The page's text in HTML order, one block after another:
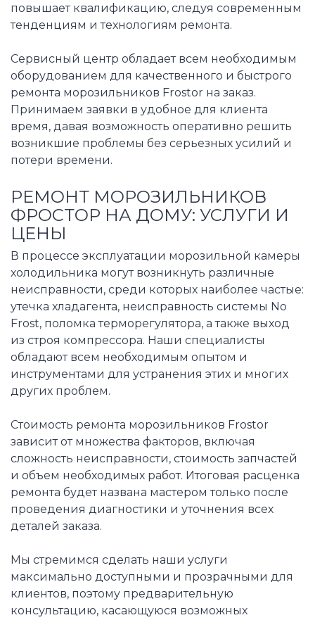
повышает квалификацию, следуя современным
тенденциям и технологиям ремонта.
Сервисный центр обладает всем необходимым
оборудованием для качественного и быстрого
ремонта морозильников Frostor на заказ.
Принимаем заявки в удобное для клиента
время, давая возможность оперативно решить
возникшие проблемы без серьезных усилий и
потери времени.
РЕМОНТ МОРОЗИЛЬНИКОВ
ФРОСТОР НА ДОМУ: УСЛУГИ И
ЦЕНЫ
В процессе эксплуатации морозильной камеры
холодильника могут возникнуть различные
неисправности, среди которых наиболее частые:
утечка хладагента, неисправность системы No
Frost, поломка терморегулятора, а также выход
из строя компрессора. Наши специалисты
обладают всем необходимым опытом и
инструментами для устранения этих и многих
других проблем.
Стоимость ремонта морозильников Frostor
зависит от множества факторов, включая
сложность неисправности, стоимость запчастей
и объем необходимых работ. Итоговая расценка
ремонта будет названа мастером только после
проведения диагностики и уточнения всех
деталей заказа.
Мы стремимся сделать наши услуги
максимально доступными и прозрачными для
клиентов, поэтому предварительную
консультацию, касающуюся возможных